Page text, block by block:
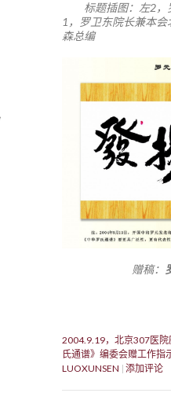
标题插图：左2
1，罗卫东院长兼本
森总编
赠稿：
2004.9.19，北京307医
氏通谱》编委会赠工作指
LUOXUNSEN 添加评论